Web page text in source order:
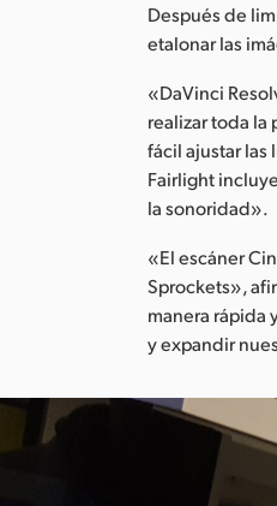
Después de
etalonar las
«DaVinci
realizar toda la
fácil ajustar las
Fairlight
la sonoridad».
«El escáner
Sprockets»,
manera rápida
y expandir